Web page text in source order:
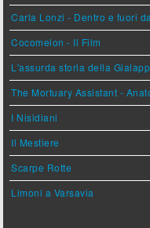
Carla Lonzi - Dentro e fuori
Cocomelon - Il Film
L'assurda storia della
The Mortuary Assistant -
I Nisidiani
Il Mestiere
Scarpe Rotte
Limoni a Varsavia